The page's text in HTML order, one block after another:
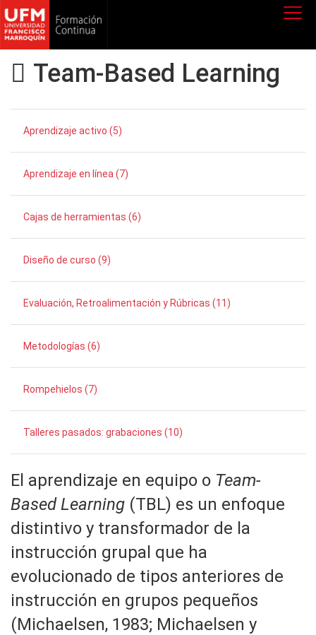
Team-Based Learning
Aprendizaje activo (5)
Aprendizaje en línea (7)
Cajas de herramientas (6)
Diseño de curso (9)
Evaluación, Retroalimentación y Rúbricas (11)
Metodologías (6)
Rompehielos (7)
Talleres pasados: grabaciones (10)
El aprendizaje en equipo o Team-
Based Learning (TBL) es un enfoque
distintivo y transformador de la
instrucción grupal que ha
evolucionado de tipos anteriores de
instrucción en grupos pequeños
(Michaelsen, 1983; Michaelsen y